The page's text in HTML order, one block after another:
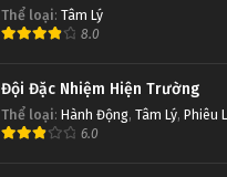
Thể loại: Tâm Lý
8.0
Đội Đặc Nhiệm Hiện Trường
Thể loại: Hành Động, Tâm Lý, Phiêu
6.0